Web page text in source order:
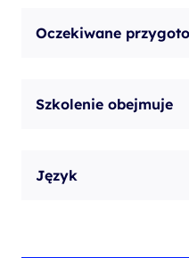
Oczekiwane
Szkolenie obejmuje
Język